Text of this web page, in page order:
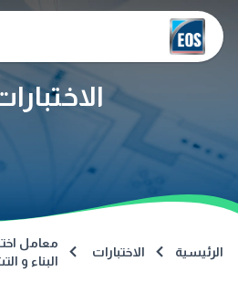
الرئيسية الاختبارات
معامل
البناء و